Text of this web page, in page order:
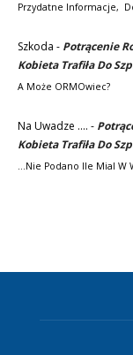
Przydatne Informacje,
Szkoda - Potrącenie
Kobieta Trafiła Do
A Może ORMOwiec?
Na Uwadze .... -
Kobieta Trafiła Do
...nie Podano Ile Mial W